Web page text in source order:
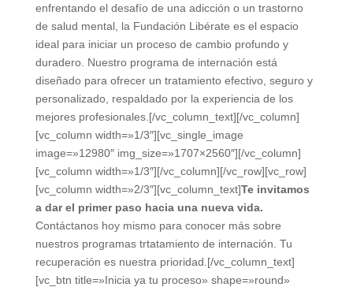
enfrentando el desafío de una adicción o un trastorno
de salud mental, la Fundación Libérate es el espacio
ideal para iniciar un proceso de cambio profundo y
duradero. Nuestro programa de internación está
diseñado para ofrecer un tratamiento efectivo, seguro y
personalizado, respaldado por la experiencia de los
mejores profesionales.[/vc_column_text][/vc_column]
[vc_column width=»1/3″][vc_single_image
image=»12980″ img_size=»1707×2560″][/vc_column]
[vc_column width=»1/3″][/vc_column][/vc_row][vc_row]
[vc_column width=»2/3″][vc_column_text]Te invitamos
a dar el primer paso hacia una nueva vida.
Contáctanos hoy mismo para conocer más sobre
nuestros programas trtatamiento de internación. Tu
recuperación es nuestra prioridad.[/vc_column_text]
[vc_btn title=»Inicia ya tu proceso» shape=»round»